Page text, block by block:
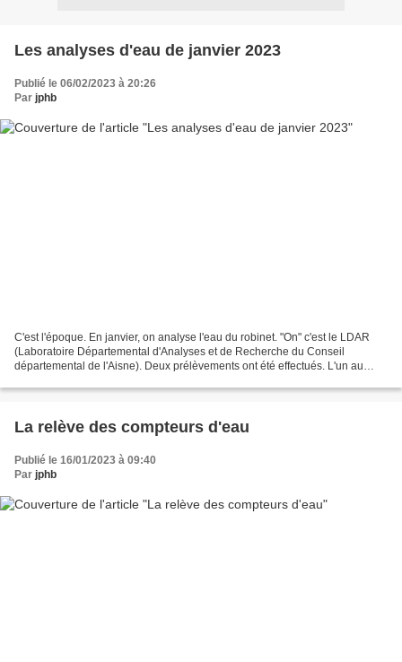
Les analyses d'eau de janvier 2023
Publié le 06/02/2023 à 20:26
Par jphb
C'est l'époque. En janvier, on analyse l'eau du robinet. "On" c'est le LDAR
(Laboratoire Départemental d'Analyses et de Recherche du Conseil
départemental de l'Aisne). Deux prélèvements ont été effectués. L'un au
La relève des compteurs d'eau
Publié le 16/01/2023 à 09:40
Par jphb